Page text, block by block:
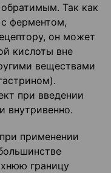
обратимым. Так как
с ферментом,
он может
кислоты вне
веществами
при введении
внутривенно.
применении
границу